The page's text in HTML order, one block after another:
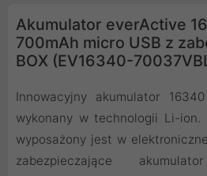
Akumulator everActive
700mAh micro USB z
BOX (EV16340-
Innowacyjny akumulator
wykonany w technologii Li-ion.
wyposażony jest w
zabezpieczające